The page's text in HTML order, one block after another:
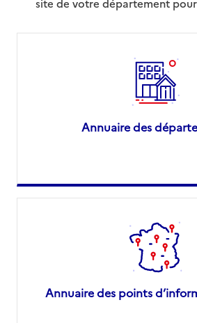
site de votre département
Annuaire des
Annuaire des points